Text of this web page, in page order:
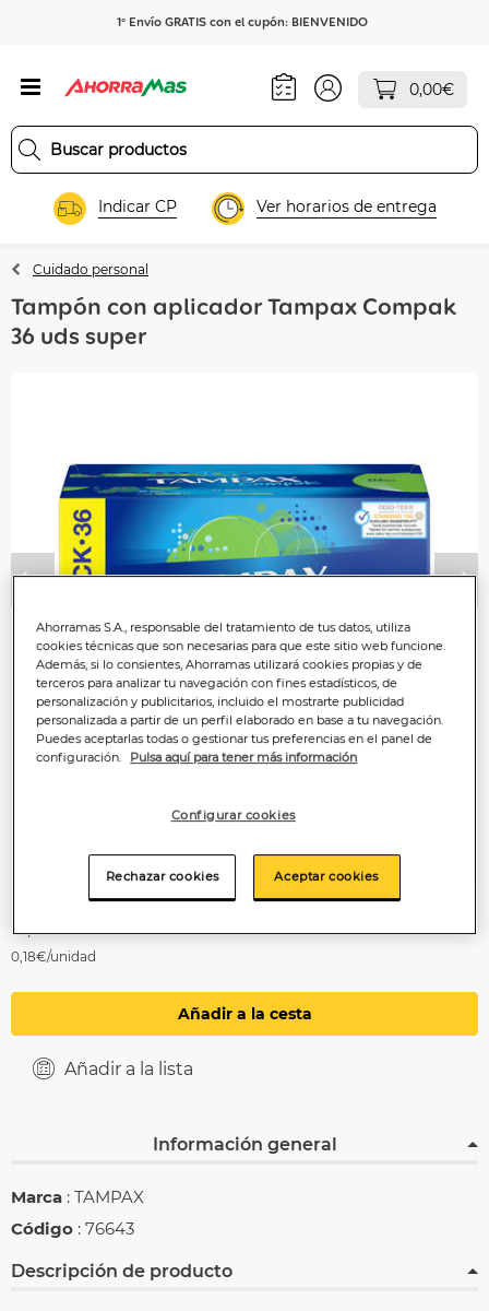
1º Envío GRATIS con el cupón: BIENVENIDO
0,00€
Indicar CP Ver horarios de entrega
Cuidado personal
Tampón con aplicador Tampax Compak
36 uds super
6,45€
0,18€/unidad
Añadir a la cesta
Añadir a la lista
Información general
Marca : TAMPAX
Código : 76643
Descripción de producto
Ahorramas S.A., responsable del tratamiento de tus datos, utiliza
cookies técnicas que son necesarias para que este sitio web funcione.
Además, si lo consientes, Ahorramas utilizará cookies propias y de
terceros para analizar tu navegación con fines estadísticos, de
personalización y publicitarios, incluido el mostrarte publicidad
personalizada a partir de un perfil elaborado en base a tu navegación.
Puedes aceptarlas todas o gestionar tus preferencias en el panel de
configuración.
Pulsa aquí para tener más información
Configurar cookies
Rechazar cookies Aceptar cookies